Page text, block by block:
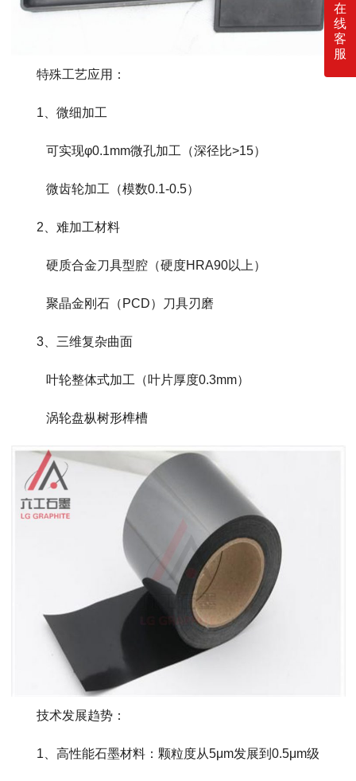
特殊工艺应用：
1、微细加工
可实现φ0.1mm微孔加工（深径比>15）
微齿轮加工（模数0.1-0.5）
2、难加工材料
硬质合金刀具型腔（硬度HRA90以上）
聚晶金刚石（PCD）刀具刃磨
3、三维复杂曲面
叶轮整体式加工（叶片厚度0.3mm）
涡轮盘枞树形榫槽
技术发展趋势：
1、高性能石墨材料：颗粒度从5μm发展到0.5μm级
在
线
客
服